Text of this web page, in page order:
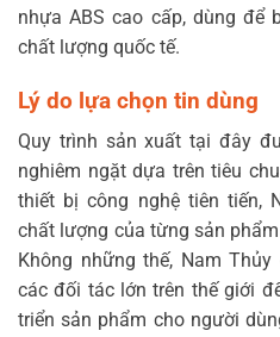
nhựa ABS cao cấp, dùng để
chất lượng quốc tế.
Lý do lựa chọn tin dùng
Quy trình sản xuất tại đây
nghiêm ngặt dựa trên tiêu
thiết bị công nghệ tiên tiến,
chất lượng của từng sản
Không những thế, Nam
các đối tác lớn trên thế giới
triển sản phẩm cho người